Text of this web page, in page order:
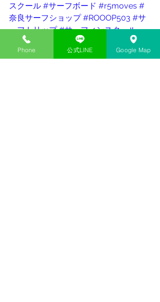
スクール #サーフボード #r5moves #
奈良サーフショップ #ROOOP503 #サ
ーフトリップ #サーフィンスクール
ROOOP.503
奈良サーフショップ
サーフィンスクール
サーフショップ
Phone 公式LINE Google Map